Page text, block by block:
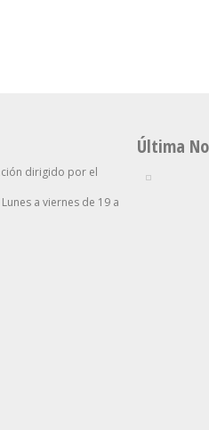
dirigido por el
a viernes de 19 a
Última